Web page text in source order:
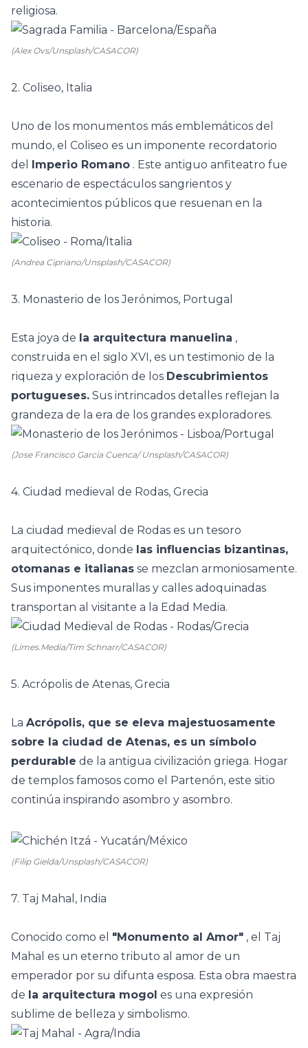
religiosa.
(Alex Ovs/Unsplash/CASACOR)
2. Coliseo, Italia
Uno de los monumentos más emblemáticos del
mundo, el Coliseo es un imponente recordatorio
del Imperio Romano . Este antiguo anfiteatro fue
escenario de espectáculos sangrientos y
acontecimientos públicos que resuenan en la
historia.
(Andrea Cipriano/Unsplash/CASACOR)
3. Monasterio de los Jerónimos, Portugal
Esta joya de la arquitectura manuelina ,
construida en el siglo XVI, es un testimonio de la
riqueza y exploración de los Descubrimientos
portugueses. Sus intrincados detalles reflejan la
grandeza de la era de los grandes exploradores.
(Jose Francisco Garcia Cuenca/ Unsplash/CASACOR)
4. Ciudad medieval de Rodas, Grecia
La ciudad medieval de Rodas es un tesoro
arquitectónico, donde las influencias bizantinas,
otomanas e italianas se mezclan armoniosamente.
Sus imponentes murallas y calles adoquinadas
transportan al visitante a la Edad Media.
(Limes.Media/Tim Schnarr/CASACOR)
5. Acrópolis de Atenas, Grecia
La Acrópolis, que se eleva majestuosamente
sobre la ciudad de Atenas, es un símbolo
perdurable de la antigua civilización griega. Hogar
de templos famosos como el Partenón, este sitio
continúa inspirando asombro y asombro.
(Filip Gielda/Unsplash/CASACOR)
7. Taj Mahal, India
Conocido como el "Monumento al Amor" , el Taj
Mahal es un eterno tributo al amor de un
emperador por su difunta esposa. Esta obra maestra
de la arquitectura mogol es una expresión
sublime de belleza y simbolismo.